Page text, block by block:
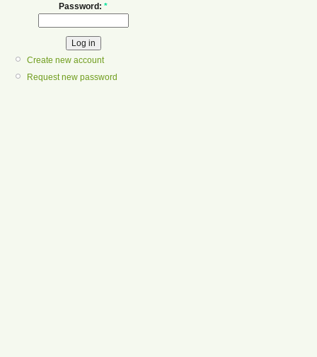
Password: *
Create new account
Request new password